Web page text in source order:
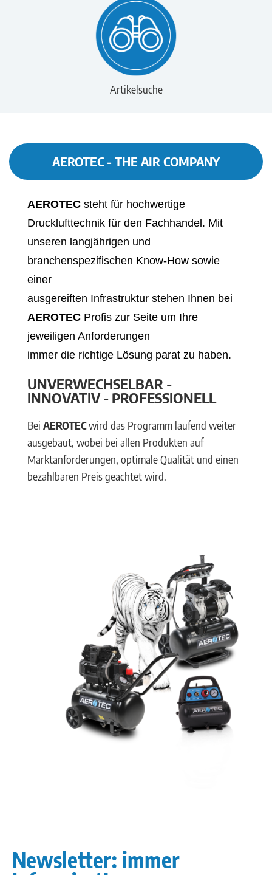
Artikelsuche
AEROTEC - THE AIR COMPANY
AEROTEC steht für hochwertige
Drucklufttechnik für den Fachhandel. Mit
unseren langjährigen und
branchenspezifischen Know-How sowie
einer
ausgereiften Infrastruktur stehen Ihnen bei
AEROTEC Profis zur Seite um Ihre
jeweiligen Anforderungen
immer die richtige Lösung parat zu haben.
UNVERWECHSELBAR -
INNOVATIV - PROFESSIONELL
Bei AEROTECwird das Programm laufend weiter
ausgebaut, wobei bei allen Produkten auf
Marktanforderungen, optimale Qualität und einen
bezahlbaren Preis geachtet wird.
Newsletter: immer